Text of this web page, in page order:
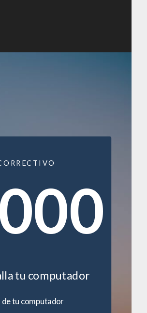
tu computador
de tu computador